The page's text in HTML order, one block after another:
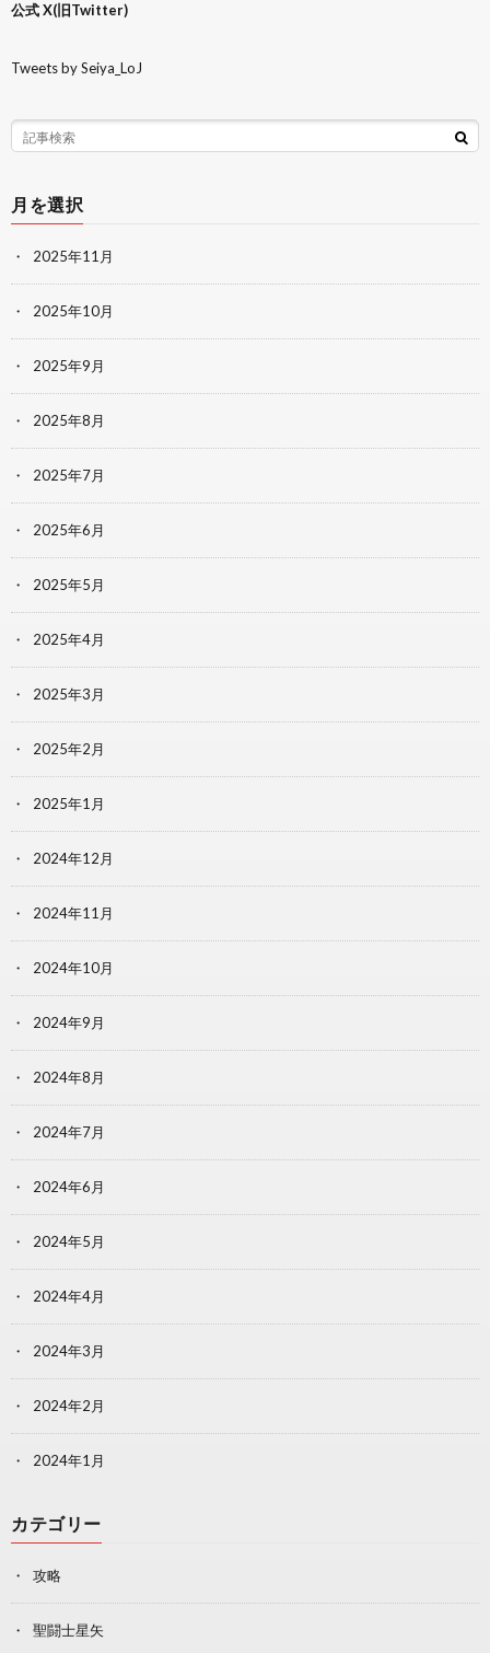
公式 X(旧Twitter)
Tweets by Seiya_LoJ
月を選択
2025年11月
2025年10月
2025年9月
2025年8月
2025年7月
2025年6月
2025年5月
2025年4月
2025年3月
2025年2月
2025年1月
2024年12月
2024年11月
2024年10月
2024年9月
2024年8月
2024年7月
2024年6月
2024年5月
2024年4月
2024年3月
2024年2月
2024年1月
カテゴリー
攻略
聖闘士星矢